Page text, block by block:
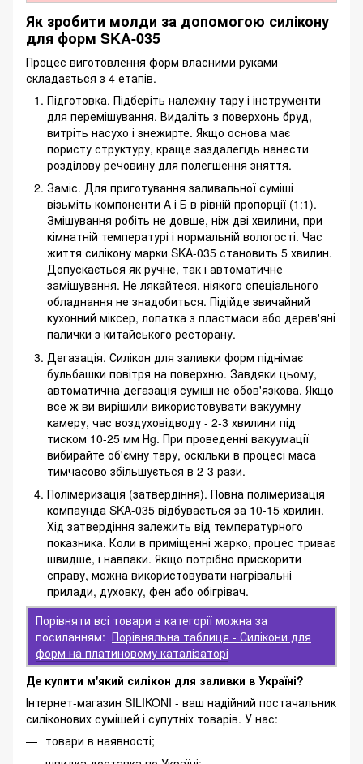
Як зробити молди за допомогою силікону
для форм SKA-035
Процес виготовлення форм власними руками
складається з 4 етапів.
Підготовка. Підберіть належну тару і інструменти
для перемішування. Видаліть з поверхонь бруд,
витріть насухо і знежирте. Якщо основа має
пористу структуру, краще заздалегідь нанести
розділову речовину для полегшення зняття.
Заміс. Для приготування заливальної суміші
візьміть компоненти А і Б в рівній пропорції (1:1).
Змішування робіть не довше, ніж дві хвилини, при
кімнатній температурі і нормальній вологості. Час
життя силікону марки SKA-035 становить 5 хвилин.
Допускається як ручне, так і автоматичне
замішування. Не лякайтеся, ніякого спеціального
обладнання не знадобиться. Підійде звичайний
кухонний міксер, лопатка з пластмаси або дерев'яні
палички з китайського ресторану.
Дегазація. Силікон для заливки форм піднімає
бульбашки повітря на поверхню. Завдяки цьому,
автоматична дегазація суміші не обов'язкова. Якщо
все ж ви вирішили використовувати вакуумну
камеру, час воздуховідводу - 2-3 хвилини під
тиском 10-25 мм Нg. При проведенні вакуумації
вибирайте об'ємну тару, оскільки в процесі маса
тимчасово збільшується в 2-3 рази.
Полімеризація (затвердіння). Повна полімеризація
компаунда SKA-035 відбувається за 10-15 хвилин.
Хід затвердіння залежить від температурного
показника. Коли в приміщенні жарко, процес триває
швидше, і навпаки. Якщо потрібно прискорити
справу, можна використовувати нагрівальні
прилади, духовку, фен або обігрівач.
Порівняти всі товари в категорії можна за
посиланням: Порівняльна таблиця - Силікони для
форм на платиновому каталізаторі
Де купити м'який силікон для заливки в Україні?
Інтернет-магазин SILIKONI - ваш надійний постачальник
силіконових сумішей і супутніх товарів. У нас:
товари в наявності;